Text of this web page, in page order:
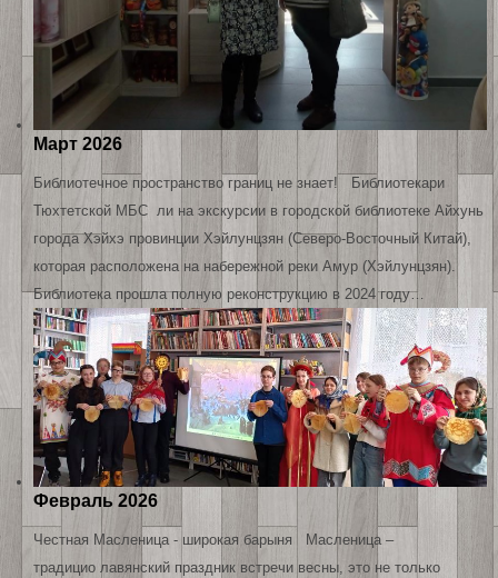
Март 2026
Библиотечное пространство границ не знает! Библиотекари
Тюхтетской МБС ли на экскурсии в городской библиотеке Айхунь
города Хэйхэ провинции Хэйлунцзян (Северо-Восточный Китай),
которая расположена на набережной реки Амур (Хэйлунцзян).
Библиотека прошла полную реконструкцию в 2024 году…
Февраль 2026
Честная Масленица - широкая барыня Масленица –
традицио лавянский праздник встречи весны, это не только